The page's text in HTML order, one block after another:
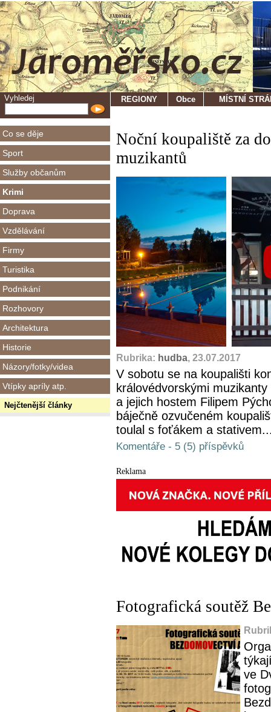
Vyhledej
Co se děje
Sport
Služby občanům
Krimi
Doprava
Vzdělávání
Firmy
Turistika
Podnikání
Rozhovory
Architektura
Historie
Názory/fotky/videa
Vtípky apríly atp.
Nejčtenější články
REGIONY Obce MÍSTNÍ
Noční koupaliště za
muzikantů
Rubrika: hudba, 23.07.2017
V sobotu se na koupališti
královédvorskými
a jejich hostem Filipem
báječně ozvučeném
toulal s foťákem a
Komentáře - 5 (5) příspěvků
Reklama
Fotografická soutěž
ve